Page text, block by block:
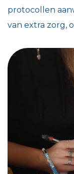
protocollen
van extra zorg,